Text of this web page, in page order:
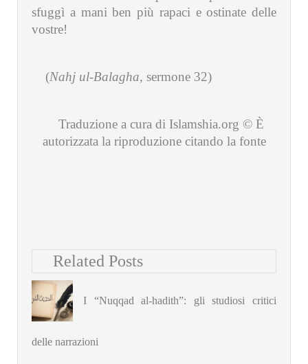
sfuggì a mani ben più rapaci e ostinate delle
vostre!
(Nahj ul-Balagha, sermone 32)
Traduzione a cura di Islamshia.org © È
autorizzata la riproduzione citando la fonte
Related Posts
I “Nuqqad al-hadith”: gli studiosi critici
delle narrazioni